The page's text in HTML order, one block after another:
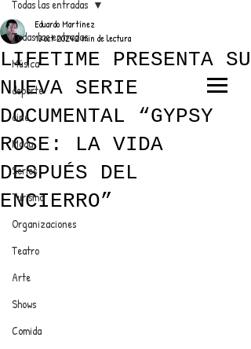
ANUNCIATE CON NOSOTROS
PARA MÁS INFORMACIÓN:
dinamicaseltrendytop@gmail.com
EL TRENDY TOP
CON EDDY MARTINEZ
Todas las entradas
Música
deporte
cine
Moda
Series
Turismo
Organizaciones
Teatro
Arte
Shows
Comida
Todas las entradas
LIFETIME PRESENTA SU
NUEVA SERIE
DOCUMENTAL “GYPSY
ROSE: LA VIDA
DESPUÉS DEL
ENCIERRO”
Eduardo Martínez
13 oct 20242 min de lectura